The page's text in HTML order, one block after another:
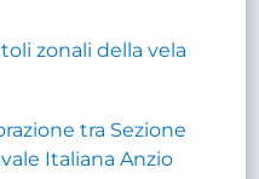
zonali della vela
tra Sezione
Italiana Anzio